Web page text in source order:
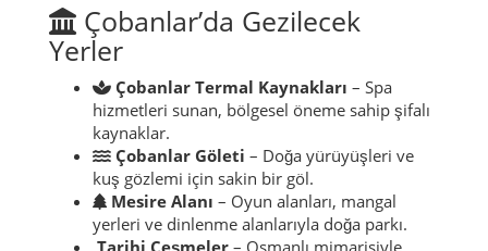
Çobanlar’da Gezilecek
Yerler
Çobanlar Termal Kaynakları – Spa
hizmetleri sunan, bölgesel öneme sahip şifalı
kaynaklar.
Çobanlar Göleti – Doğa yürüyüşleri ve
kuş gözlemi için sakin bir göl.
Mesire Alanı – Oyun alanları, mangal
yerleri ve dinlenme alanlarıyla doğa parkı.
Tarihi Çeşmeler – Osmanlı mimarisiyle